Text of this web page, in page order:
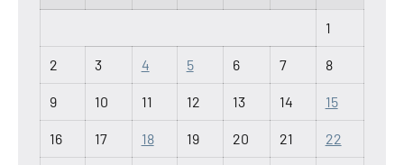
1
2 3 4 5 6 7 8
9 10 11 12 13 14 15
16 17 18 19 20 21 22